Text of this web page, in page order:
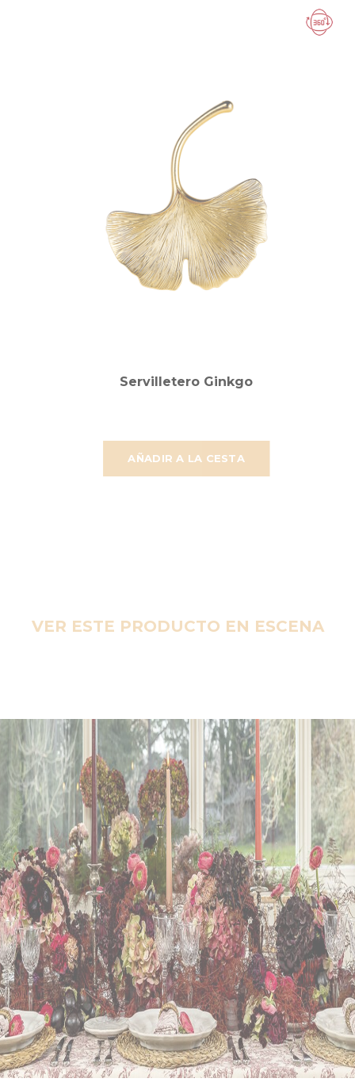
AÑADIR A LA CESTA
Servilletero Ginkgo
VER ESTE PRODUCTO EN ESCENA